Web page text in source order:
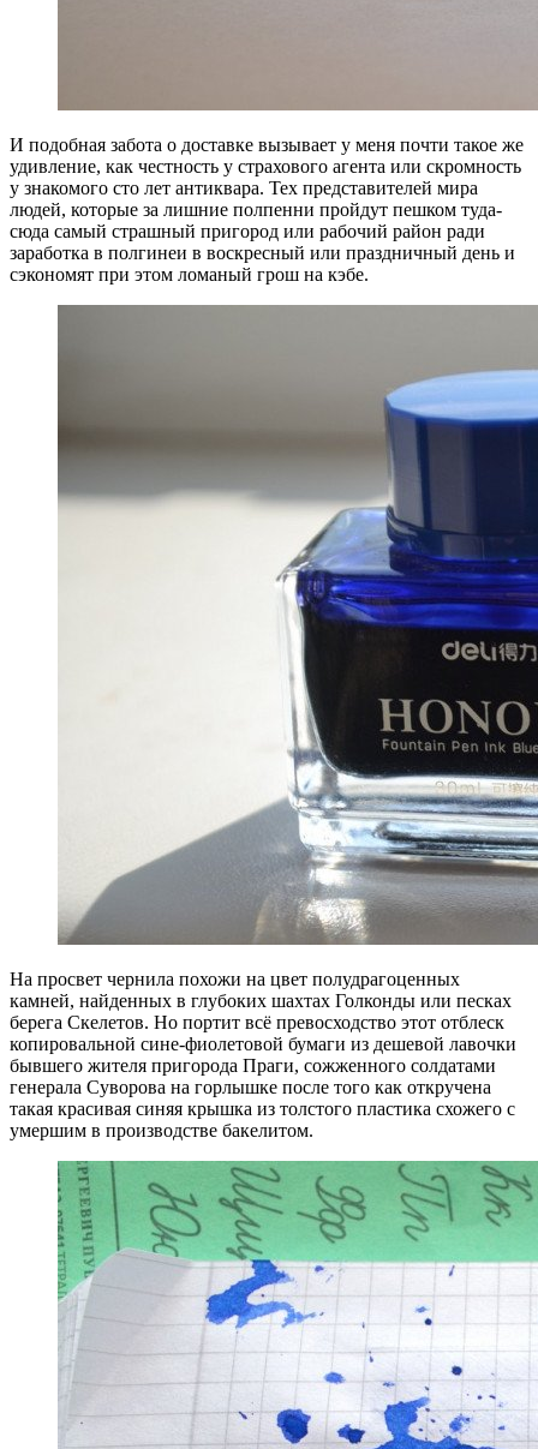
И подобная забота о доставке вызывает у меня почти такое же
удивление, как честность у страхового агента или скромность
у знакомого сто лет антиквара. Тех представителей мира
людей, которые за лишние полпенни пройдут пешком туда-
сюда самый страшный пригород или рабочий район ради
заработка в полгинеи в воскресный или праздничный день и
сэкономят при этом ломаный грош на кэбе.
На просвет чернила похожи на цвет полудрагоценных
камней, найденных в глубоких шахтах Голконды или песках
берега Скелетов. Но портит всё превосходство этот отблеск
копировальной сине-фиолетовой бумаги из дешевой лавочки
бывшего жителя пригорода Праги, сожженного солдатами
генерала Суворова на горлышке после того как откручена
такая красивая синяя крышка из толстого пластика схожего с
умершим в производстве бакелитом.